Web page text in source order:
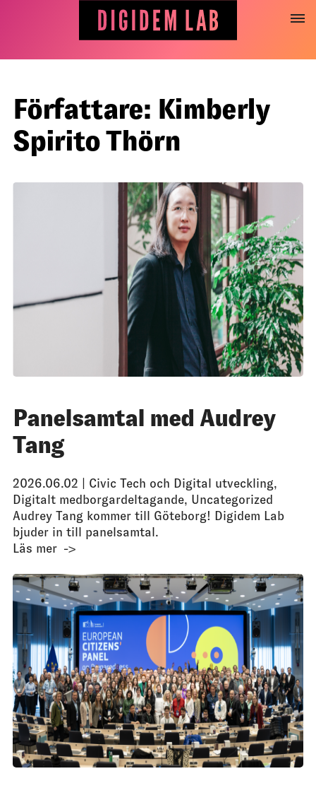
Författare: Kimberly
Spirito Thörn
Panelsamtal med Audrey
Tang
2026.06.02 | Civic Tech och Digital utveckling,
Digitalt medborgardeltagande, Uncategorized
Audrey Tang kommer till Göteborg! Digidem Lab
bjuder in till panelsamtal.
Läs mer